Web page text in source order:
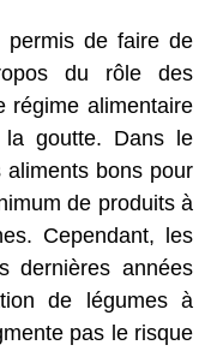
permis de faire de
du rôle des
régime alimentaire
la goutte. Dans le
bons pour
de produits à
Cependant, les
dernières années
de légumes à
pas le risque